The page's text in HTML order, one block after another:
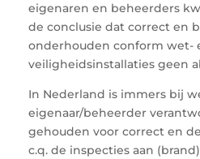
eigenaren en beheerders
de conclusie dat correct en
onderhouden conform wet-
veiligheidsinstallaties geen
In Nederland is immers bij
eigenaar/beheerder
gehouden voor correct en
c.q. de inspecties aan